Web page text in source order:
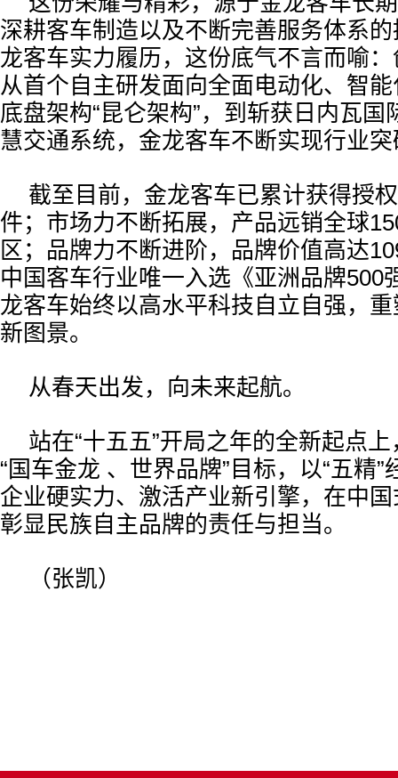
深耕客车制造以及不断完善服务体系
龙客车实力履历，这份底气不言而喻
从首个自主研发面向全面电动化、智
底盘架构“昆仑架构”，到斩获日内瓦国
慧交通系统，金龙客车不断实现行业
截至目前，金龙客车已累计获得授
件；市场力不断拓展，产品远销全球
区；品牌力不断进阶，品牌价值高达
中国客车行业唯一入选《亚洲品牌
龙客车始终以高水平科技自立自强，
新图景。
从春天出发，向未来起航。
站在“十五五”开局之年的全新起点
“国车金龙 、世界品牌”目标，以“五精
企业硬实力、激活产业新引擎，在中
彰显民族自主品牌的责任与担当。
（张凯）